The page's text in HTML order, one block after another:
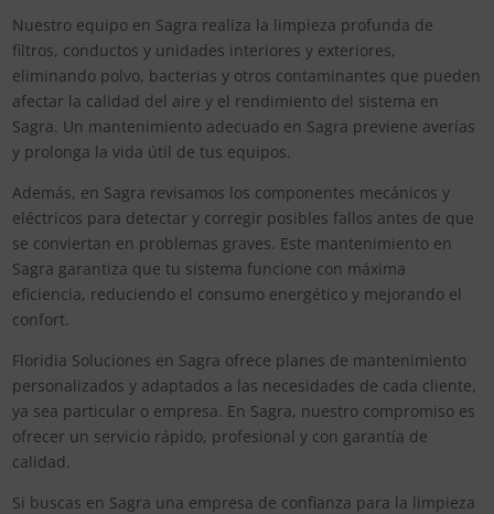
Nuestro equipo en Sagra realiza la limpieza profunda de
filtros, conductos y unidades interiores y exteriores,
eliminando polvo, bacterias y otros contaminantes que pueden
afectar la calidad del aire y el rendimiento del sistema en
Sagra. Un mantenimiento adecuado en Sagra previene averías
y prolonga la vida útil de tus equipos.
Además, en Sagra revisamos los componentes mecánicos y
eléctricos para detectar y corregir posibles fallos antes de que
se conviertan en problemas graves. Este mantenimiento en
Sagra garantiza que tu sistema funcione con máxima
eficiencia, reduciendo el consumo energético y mejorando el
confort.
Floridia Soluciones en Sagra ofrece planes de mantenimiento
personalizados y adaptados a las necesidades de cada cliente,
ya sea particular o empresa. En Sagra, nuestro compromiso es
ofrecer un servicio rápido, profesional y con garantía de
calidad.
Si buscas en Sagra una empresa de confianza para la limpieza